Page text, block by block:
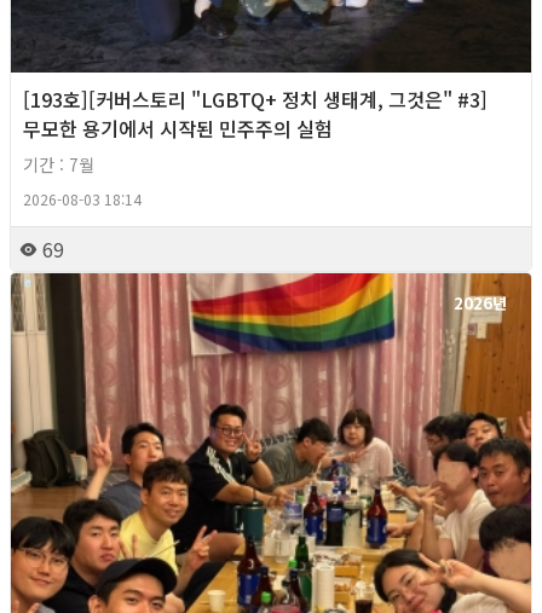
[193호][커버스토리 "LGBTQ+ 정치 생태계, 그것은" #3]
무모한 용기에서 시작된 민주주의 실험
기간 : 7월
2026-08-03 18:14
69
2026년